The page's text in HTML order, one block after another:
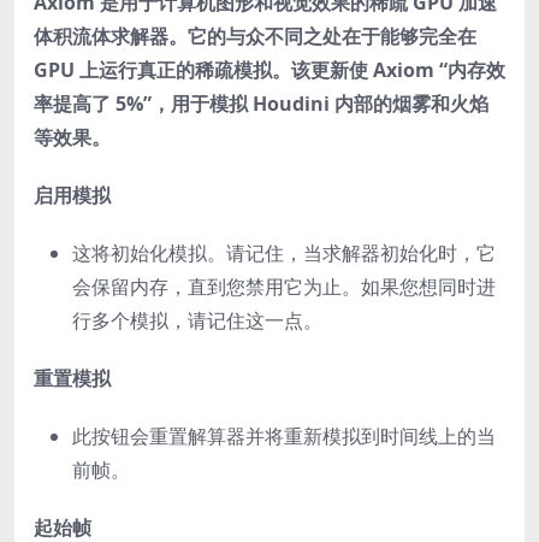
体积流体求解器。它的与众不同之处在于能够完全在
GPU 上运行真正的稀疏模拟。该更新使 Axiom “内存效
率提高了 5%”，用于模拟 Houdini 内部的烟雾和火焰
等效果。
启用模拟
这将初始化模拟。请记住，当求解器初始化时，它
会保留内存，直到您禁用它为止。如果您想同时进
行多个模拟，请记住这一点。
重置模拟
此按钮会重置解算器并将重新模拟到时间线上的当
前帧。
起始帧